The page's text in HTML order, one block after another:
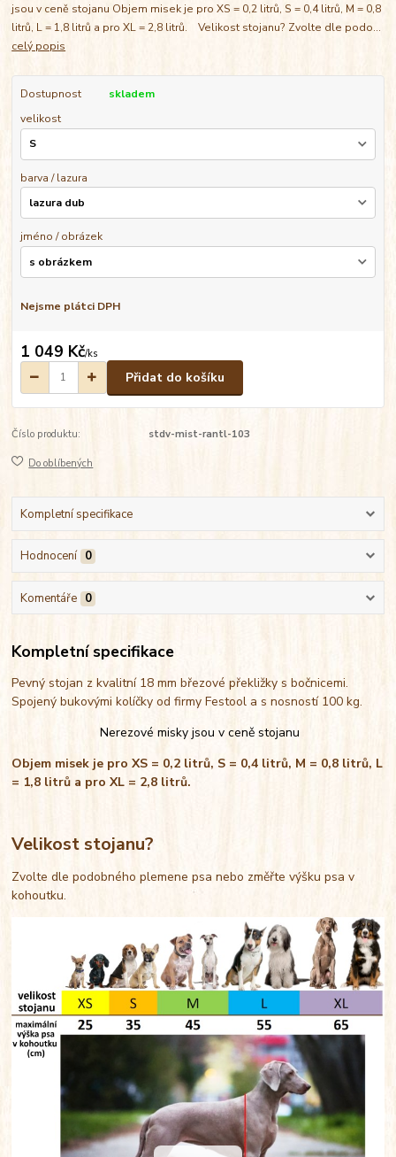
jsou v ceně stojanu Objem misek je pro XS = 0,2 litrů, S = 0,4 litrů, M = 0,8
litrů, L = 1,8 litrů a pro XL = 2,8 litrů. Velikost stojanu? Zvolte dle podo...
celý popis
Dostupnost
skladem
velikost
barva / lazura
jméno / obrázek
Nejsme plátci DPH
1 049 Kč/ks
Přidat do košíku
Číslo produktu: stdv-mist-rantl-103
Do oblíbených
Kompletní specifikace
Hodnocení 0
Komentáře 0
Kompletní specifikace
Pevný stojan z kvalitní 18 mm březové překližky s bočnicemi.
Spojený bukovými kolíčky od firmy Festool a s nosností 100 kg.
Nerezové misky jsou v ceně stojanu
Objem misek je pro XS = 0,2 litrů, S = 0,4 litrů, M = 0,8 litrů, L
= 1,8 litrů a pro XL = 2,8 litrů.
Velikost stojanu?
Zvolte dle podobného plemene psa nebo změřte výšku psa v
kohoutku.